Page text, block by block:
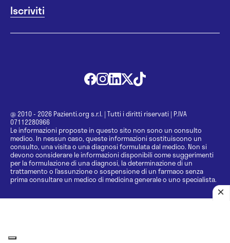
@ 2010 - 2026 Pazienti.org s.r.l. | Tutti i diritti riservati | P.IVA
07112280966
Le informazioni proposte in questo sito non sono un consulto
medico. In nessun caso, queste informazioni sostituiscono un
consulto, una visita o una diagnosi formulata dal medico. Non si
devono considerare le informazioni disponibili come suggerimenti
per la formulazione di una diagnosi, la determinazione di un
trattamento o l’assunzione o sospensione di un farmaco senza
prima consultare un medico di medicina generale o uno specialista.